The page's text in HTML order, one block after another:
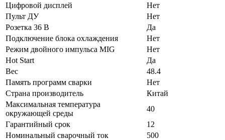
Цифровой дисплей
Нет
Пульт ДУ
Нет
Розетка 36 В
Да
Подключение блока охлаждения
Нет
Режим двойного импульса MIG
Нет
Hot Start
Да
Вес
48.4
Память программ сварки
Нет
Страна производитель
Китай
Максимальная температура
окружающей среды
40
Гарантийный срок
12
Номинальный сварочный ток
500